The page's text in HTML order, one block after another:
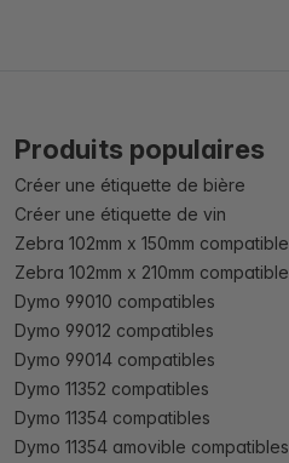
Produits populaires
Créer une étiquette de bière
Créer une étiquette de vin
Zebra 102mm x 150mm
Zebra 102mm x 210mm
Dymo 99010 compatibles
Dymo 99012 compatibles
Dymo 99014 compatibles
Dymo 11352 compatibles
Dymo 11354 compatibles
Dymo 11354 amovible compatibles